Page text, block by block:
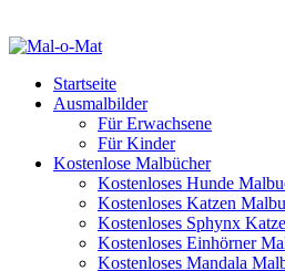
Startseite
Ausmalbilder
Für Erwachsene
Für Kinder
Kostenlose Malbücher
Kostenloses Hunde
Kostenloses Katzen
Kostenloses Sphynx
Kostenloses Einhörner
Kostenloses Mandala